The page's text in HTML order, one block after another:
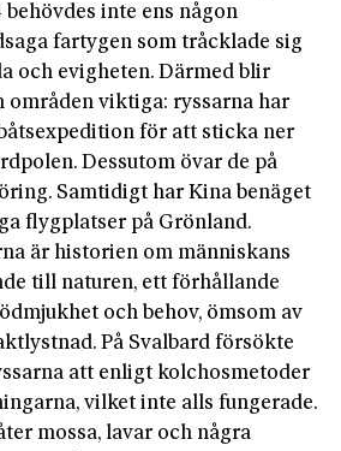
behövdes inte ens någon
fartygen som tråcklade sig
och evigheten. Därmed blir
områden viktiga: ryssarna har
för att sticka ner
Dessutom övar de på
Samtidigt har Kina benäget
flygplatser på Grönland.
är historien om människans
till naturen, ett förhållande
och behov, ömsom av
På Svalbard försökte
att enligt kolchosmetoder
vilket inte alls fungerade.
mossa, lavar och några